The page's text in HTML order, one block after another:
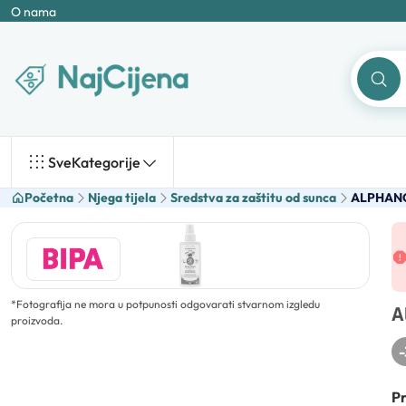
O nama
SveKategorije
Početna Njega tijela Sredstva za zaštitu od sunca
*Fotografija ne mora u potpunosti odgovarati stvarnom izgledu
proizvoda.
-